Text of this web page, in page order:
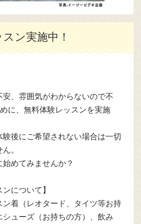
ン実施中！
、雰囲気がわからないので不
に、無料体験レッスンを実施
験後にご希望されない場合は一切
。
めてみませんか？
について】
ン着（レオタード、タイツ等お持
シューズ（お持ちの方）、飲み